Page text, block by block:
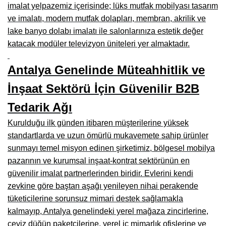
Çanakkale Mobilyacılar, Mobilya Fabrikaları, Mağazaları
Karabağlar Mobilyacıları, Mobilya İmalatçıları, Firmaları
Bilecik Mobilyacılar, Mobilya İmalatçıları, Mağazaları
Çorum Mobilyacılar, Mobilya Mağazaları, İmalatçıları
Denizli Mobilyacılar, Mobilya Üreticileri, Mağazaları
Adıyaman Mobilyacılar, Mobilya İmalatçıları, Mağazaları
Ağrı Mobilyacılar, Mobilya İmalatçıları, Mağazaları
Edirne Mobilyacilar, Mobilya İmalatçıları, Mağazaları
Erzincan Mobilyacılar, Mobilya İmalatçıları, Mağazaları
Yozgat Mobilya Mağazaları, İmalatçıları, Mobilyacıları
imalat yelpazemiz içerisinde; lüks mutfak mobilyası tasarım
ve imalatı, modern mutfak dolapları, membran, akrilik ve
lake banyo dolabı imalatı ile salonlarınıza estetik değer
katacak modüler televizyon üniteleri yer almaktadır.
Antalya Genelinde Müteahhitlik ve
İnşaat Sektörü İçin Güvenilir B2B
Tedarik Ağı
Kurulduğu ilk günden itibaren müşterilerine yüksek
standartlarda ve uzun ömürlü mukavemete sahip ürünler
sunmayı temel misyon edinen şirketimiz, bölgesel mobilya
pazarının ve kurumsal inşaat-kontrat sektörünün en
güvenilir imalat partnerlerinden biridir. Evlerini kendi
zevkine göre baştan aşağı yenileyen nihai perakende
tüketicilerine sorunsuz mimari destek sağlamakla
kalmayıp, Antalya genelindeki yerel mağaza zincirlerine,
çeyiz düğün paketçilerine, yerel iç mimarlık ofislerine ve